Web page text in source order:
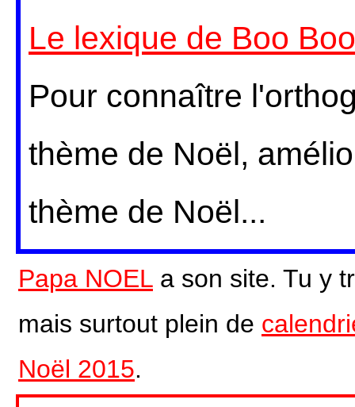
Le lexique de Boo
Pour connaître
thème de Noël,
thème de Noël...
Papa NOEL a son site. Tu y
mais surtout plein de
Noël 2015.